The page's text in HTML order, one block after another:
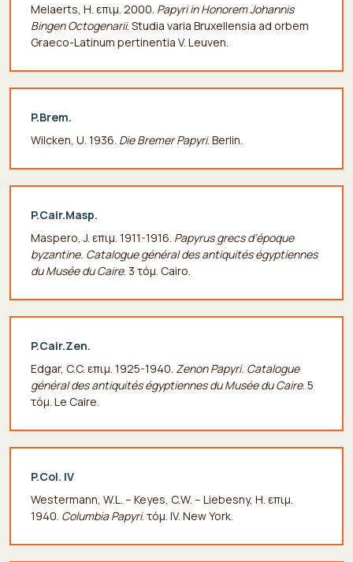
Melaerts, H. επιμ. 2000. Papyri in Honorem Johannis
Bingen Οctogenarii. Studia varia Bruxellensia ad orbem
Graeco-Latinum pertinentia V. Leuven.
P.Brem.
Wilcken, U. 1936. Die Bremer Papyri. Berlin.
P.Cair.Masp.
Maspero, J. επιμ. 1911-1916. Papyrus grecs d’époque
byzantine. Catalogue général des antiquités égyptiennes
du Musée du Caire. 3 τόμ. Cairo.
P.Cair.Zen.
Edgar, C.C. επιμ. 1925-1940. Zenon Papyri. Catalogue
général des antiquités égyptiennes du Musée du Caire. 5
τόμ. Le Caire.
P.Col. IV
Westermann, W.L. – Keyes, C.W. – Liebesny, H. επιμ.
1940. Columbia Papyri. τόμ. IV. New York.